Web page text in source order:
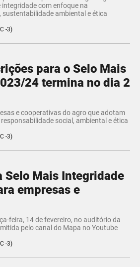
com enfoque na
sustentabilidade ambiental e ética
-3)
para o Selo Mais
24 termina no dia 2
e cooperativas do agro que adotam
social, ambiental e ética
-3)
Selo Mais Integridade
empresas e
feira, 14 de fevereiro, no auditório da
pelo canal do Mapa no Youtube
-3)